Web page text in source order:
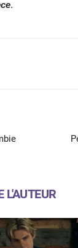
.
L'AUTEUR